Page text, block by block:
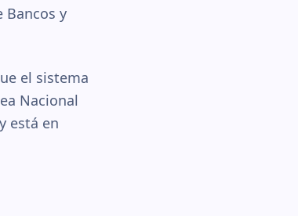
Bancos y
el sistema
Nacional
está en